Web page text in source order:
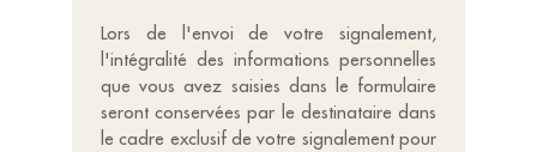
Lors de l'envoi de votre signalement,
l'intégralité des informations personnelles
que vous avez saisies dans le formulaire
seront conservées par le destinataire dans
le cadre exclusif de votre signalement pour